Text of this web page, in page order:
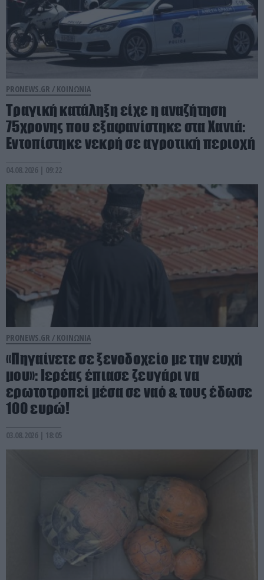
PRONEWS.GR / ΚΟΙΝΩΝΙΑ
Τραγική κατάληξη είχε η αναζήτηση
75χρονης που εξαφανίστηκε στα Χανιά:
Εντοπίστηκε νεκρή σε αγροτική περιοχή
04.08.2026 | 09:22
PRONEWS.GR / ΚΟΙΝΩΝΙΑ
«Πηγαίνετε σε ξενοδοχείο με την ευχή
μου»: Ιερέας έπιασε ζευγάρι να
ερωτοτροπεί μέσα σε ναό & τους έδωσε
100 ευρώ!
03.08.2026 | 18:05